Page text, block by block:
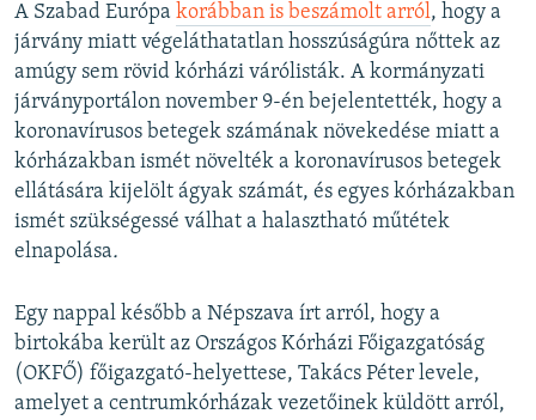
A Szabad Európa korábban is beszámolt arról, hogy a
járvány miatt végeláthatatlan hosszúságúra nőttek az
amúgy sem rövid kórházi várólisták. A kormányzati
járványportálon november 9-én bejelentették, hogy a
koronavírusos betegek számának növekedése miatt a
kórházakban ismét növelték a koronavírusos betegek
ellátására kijelölt ágyak számát, és egyes kórházakban
ismét szükségessé válhat a halasztható műtétek
elnapolása.
Egy nappal később a Népszava írt arról, hogy a
birtokába került az Országos Kórházi Főigazgatóság
(OKFŐ) főigazgató-helyettese, Takács Péter levele,
amelyet a centrumkórházak vezetőinek küldött arról,